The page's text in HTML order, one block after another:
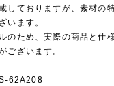
しておりますが、素材の
います。
のため、実際の商品と仕
ございます。